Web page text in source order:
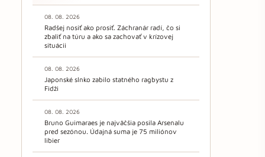
08. 08. 2026
Radšej nosiť ako prosiť. Záchranár radí, čo si
zbaliť na túru a ako sa zachovať v krízovej
situácii
08. 08. 2026
Japonské slnko zabilo statného ragbystu z
Fidži
08. 08. 2026
Bruno Guimaraes je najväčšia posila Arsenalu
pred sezónou. Údajná suma je 75 miliónov
libier